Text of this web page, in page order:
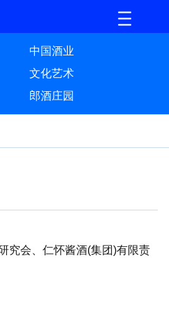
中国酒业
文化艺术
郎酒庄园
究会、仁怀酱酒(集团)有限责